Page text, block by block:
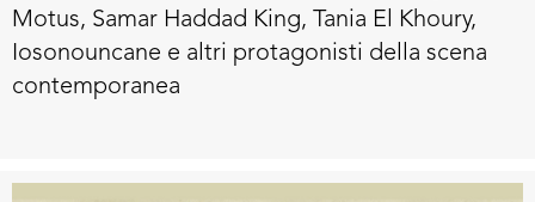
Motus, Samar Haddad King, Tania El Khoury,
Iosonouncane e altri protagonisti della scena
contemporanea